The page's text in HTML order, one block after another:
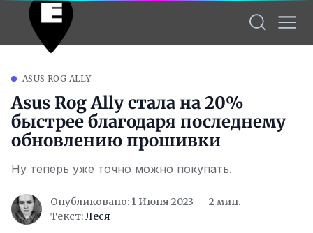
ASUS ROG ALLY
Asus Rog Ally стала на 20%
быстрее благодаря последнему
обновлению прошивки
Ну теперь уже точно можно покупать.
Опубликовано: 1 Июня 2023
2 мин.
Текст:Леся